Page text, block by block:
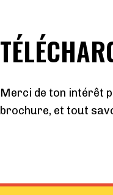
Merci de ton intérêt
brochure, et tout